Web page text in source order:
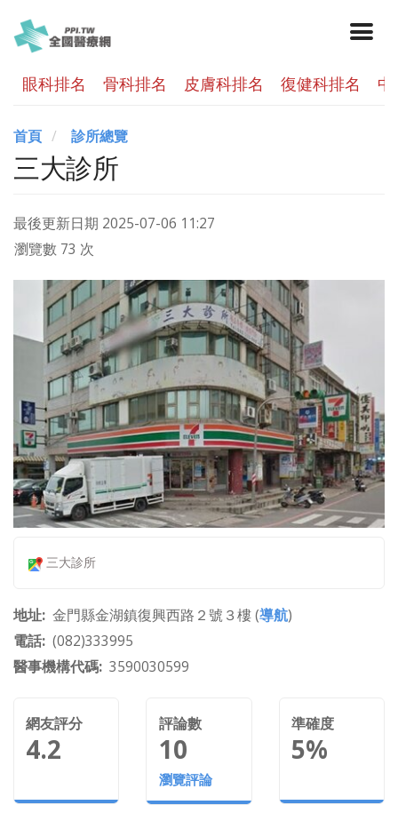
眼科排名 骨科排名 皮膚科排名 復健科排名
首頁 診所總覽
三大診所
最後更新日期 2025-07-06 11:27
瀏覽數 73 次
三大診所
地址 金門縣金湖鎮復興西路２號３樓 (導航)
電話 (082)333995
醫事機構代碼 3590030599
網友評分
4.2
評論數
10
瀏覽評論
準確度
5%